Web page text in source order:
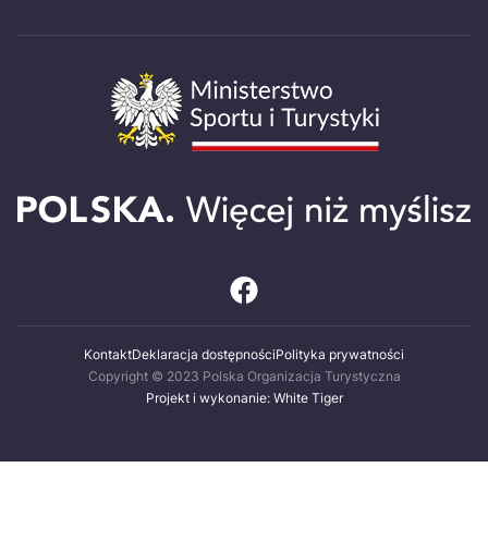
KontaktDeklaracja dostępnościPolityka prywatności
Copyright © 2023 Polska Organizacja Turystyczna
Projekt i wykonanie: White Tiger